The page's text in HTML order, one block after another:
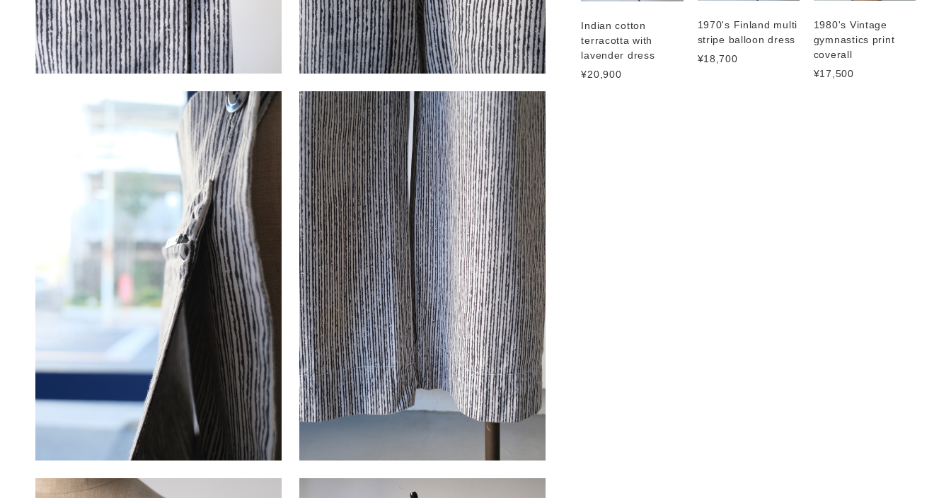
Indian cotton
terracotta with
lavender dress
¥20,900
1970's Finland multi
stripe balloon dress
¥18,700
1980's Vintage
gymnastics print
coverall
¥17,500